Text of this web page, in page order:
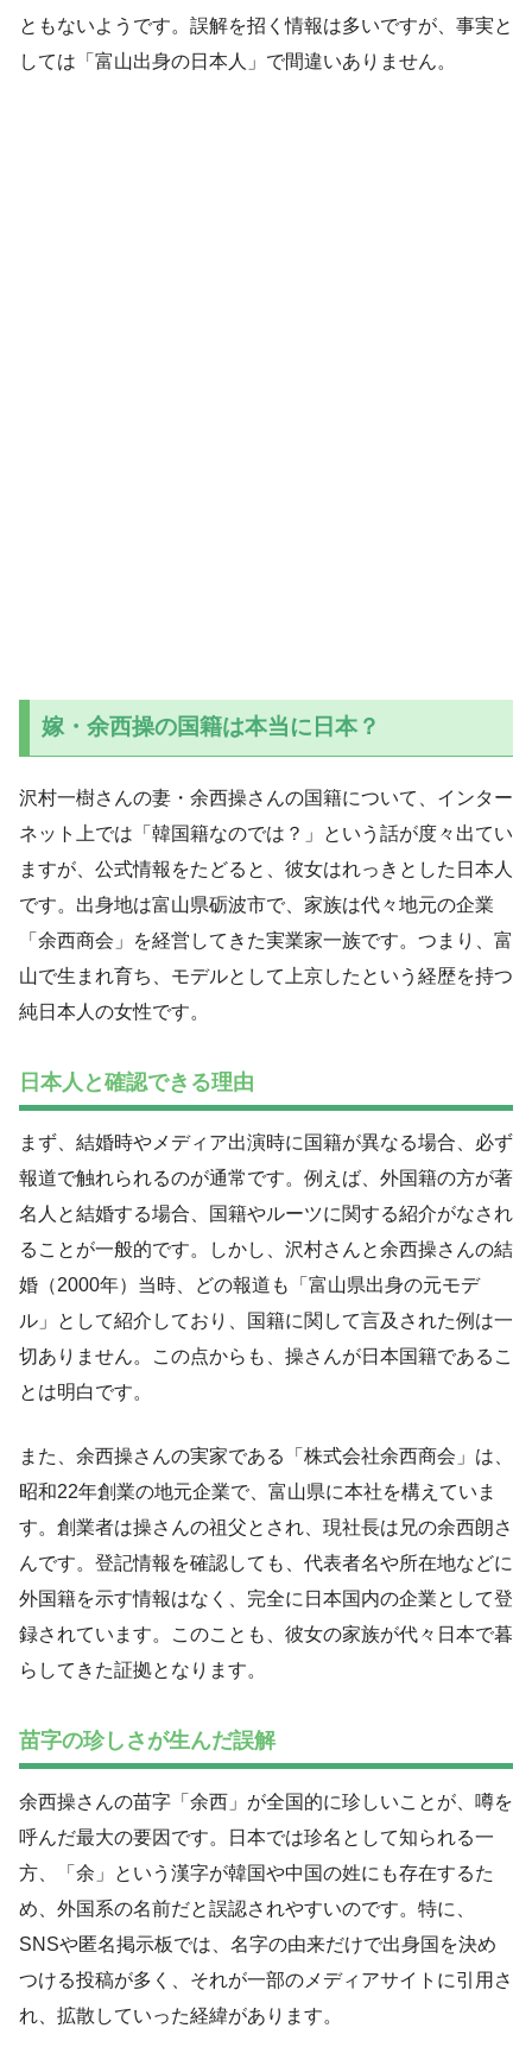
ともないようです。誤解を招く情報は多いですが、事実と
しては「富山出身の日本人」で間違いありません。
嫁・余西操の国籍は本当に日本？
沢村一樹さんの妻・余西操さんの国籍について、インター
ネット上では「韓国籍なのでは？」という話が度々出てい
ますが、公式情報をたどると、彼女はれっきとした日本人
です。出身地は富山県砺波市で、家族は代々地元の企業
「余西商会」を経営してきた実業家一族です。つまり、富
山で生まれ育ち、モデルとして上京したという経歴を持つ
純日本人の女性です。
日本人と確認できる理由
まず、結婚時やメディア出演時に国籍が異なる場合、必ず
報道で触れられるのが通常です。例えば、外国籍の方が著
名人と結婚する場合、国籍やルーツに関する紹介がなされ
ることが一般的です。しかし、沢村さんと余西操さんの結
婚（2000年）当時、どの報道も「富山県出身の元モデ
ル」として紹介しており、国籍に関して言及された例は一
切ありません。この点からも、操さんが日本国籍であるこ
とは明白です。
また、余西操さんの実家である「株式会社余西商会」は、
昭和22年創業の地元企業で、富山県に本社を構えていま
す。創業者は操さんの祖父とされ、現社長は兄の余西朗さ
んです。登記情報を確認しても、代表者名や所在地などに
外国籍を示す情報はなく、完全に日本国内の企業として登
録されています。このことも、彼女の家族が代々日本で暮
らしてきた証拠となります。
苗字の珍しさが生んだ誤解
余西操さんの苗字「余西」が全国的に珍しいことが、噂を
呼んだ最大の要因です。日本では珍名として知られる一
方、「余」という漢字が韓国や中国の姓にも存在するた
め、外国系の名前だと誤認されやすいのです。特に、
SNSや匿名掲示板では、名字の由来だけで出身国を決め
つける投稿が多く、それが一部のメディアサイトに引用さ
れ、拡散していった経緯があります。